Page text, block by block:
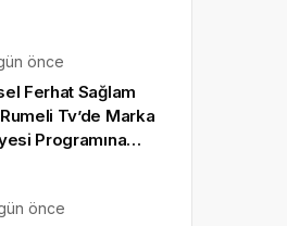
önce
Ferhat Sağlam
Tv’de Marka
Programına
önce